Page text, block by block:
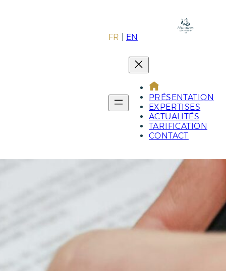
FR EN
PRÉSENTATION
EXPERTISES
ACTUALITÉS
TARIFICATION
CONTACT